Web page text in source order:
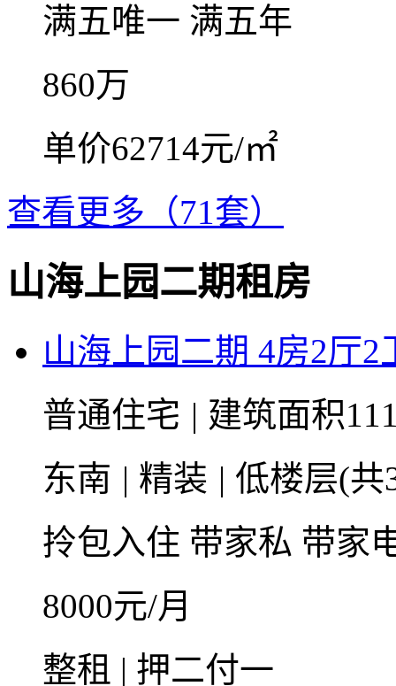
满五唯一 满五年
860万
单价62714元/㎡
查看更多（71套）
山海上园二期租房
山海上园二期 4房2厅2
普通住宅 | 建筑面积
东南 | 精装 | 低楼层(
拎包入住 带家私 带家
8000元/月
整租 | 押二付一